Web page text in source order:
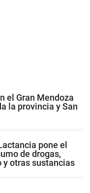
el Gran Mendoza
la provincia y San
pone el
de drogas,
y otras sustancias